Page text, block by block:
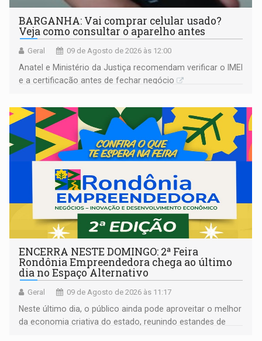
BARGANHA: Vai comprar celular usado?
Veja como consultar o aparelho antes
Geral 09 de Agosto de 2026 às 12:00
Anatel e Ministério da Justiça recomendam verificar o IMEI
e a certificação antes de fechar negócio
ENCERRA NESTE DOMINGO: 2ª Feira
Rondônia Empreendedora chega ao último
dia no Espaço Alternativo
Geral 09 de Agosto de 2026 às 11:17
Neste último dia, o público ainda pode aproveitar o melhor
da economia criativa do estado, reunindo estandes de